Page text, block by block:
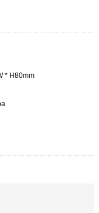
* H80mm